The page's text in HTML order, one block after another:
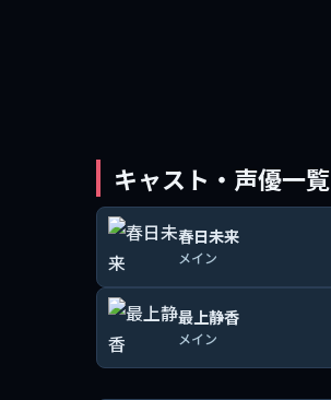
キャスト・声優一覧
春日未来
メイン
最上静香
メイン